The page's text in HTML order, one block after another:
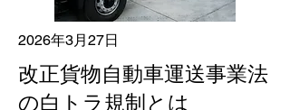
2026年3月27日
改正貨物自動車運送事業法
の白トラ規制とは